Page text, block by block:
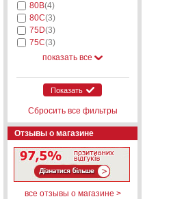
80B(4)
80C(3)
75D(3)
75C(3)
показать все
Показать
Сбросить все фильтры
Отзывы о магазине
все отзывы о магазине >